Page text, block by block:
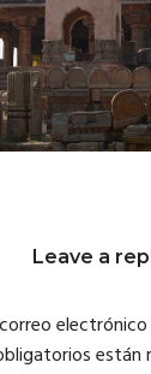
Leave a